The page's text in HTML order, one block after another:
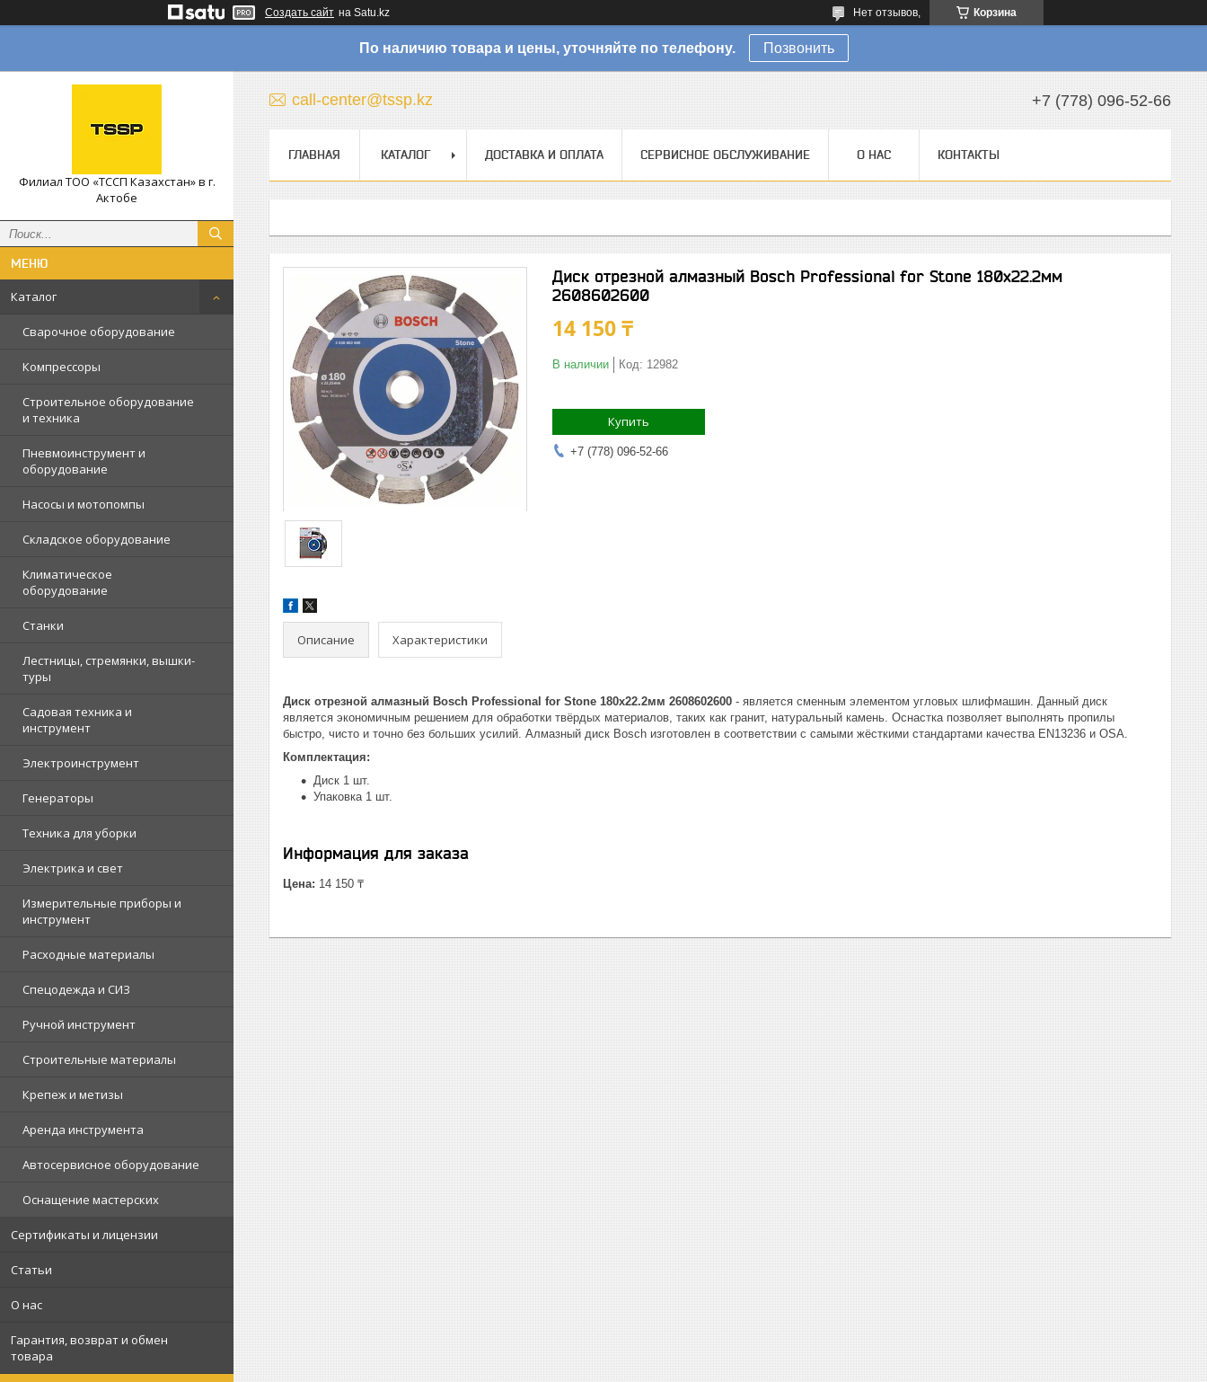
Создать сайт на Satu.kz Корзина
Нет отзывов,
По наличию товара и цены, уточняйте по телефону. Позвонить
Филиал ТОО «ТССП Казахстан» в г.
Актобе
Каталог
Сварочное оборудование
Компрессоры
Строительное оборудование
и техника
Пневмоинструмент и
оборудование
Насосы и мотопомпы
Складское оборудование
Климатическое
оборудование
Станки
Лестницы, стремянки, вышки-
туры
Садовая техника и
инструмент
Электроинструмент
Генераторы
Техника для уборки
Электрика и свет
Измерительные приборы и
инструмент
Расходные материалы
Спецодежда и СИЗ
Ручной инструмент
Строительные материалы
Крепеж и метизы
Аренда инструмента
Автосервисное оборудование
Оснащение мастерских
Сертификаты и лицензии
Статьи
О нас
Гарантия, возврат и обмен
товара
call-center@tssp.kz +7 (778) 096-52-66
ГЛАВНАЯ КАТАЛОГ ДОСТАВКА И ОПЛАТА СЕРВИСНОЕ ОБСЛУЖИВАНИЕ О НАС КОНТАКТЫ
Диск отрезной алмазный Bosch Professional for Stone 180х22.2мм
2608602600
14 150 ₸
В наличии Код: 12982
Купить
+7 (778) 096-52-66
Описание Характеристики
Диск отрезной алмазный Bosch Professional for Stone 180х22.2мм 2608602600 - является сменным элементом угловых шлифмашин. Данный диск
является экономичным решением для обработки твёрдых материалов, таких как гранит, натуральный камень. Оснастка позволяет выполнять пропилы
быстро, чисто и точно без больших усилий. Алмазный диск Bosch изготовлен в соответствии с самыми жёсткими стандартами качества EN13236 и OSA.
Комплектация:
Диск 1 шт.
Упаковка 1 шт.
Информация для заказа
Цена: 14 150 ₸